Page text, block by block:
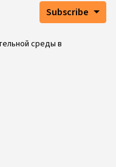
Subscribe
среды в